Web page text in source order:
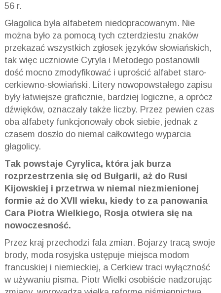
56 r.
Głagolica była alfabetem niedopracowanym. Nie
można było za pomocą tych czterdziestu znaków
przekazać wszystkich zgłosek języków słowiańskich,
tak więc uczniowie Cyryla i Metodego postanowili
dość mocno zmodyfikować i uprościć alfabet staro-
cerkiewno-słowiański. Litery nowopowstałego zapisu
były łatwiejsze graficznie, bardziej logiczne, a oprócz
dźwięków, oznaczały także liczby. Przez pewien czas
oba alfabety funkcjonowały obok siebie, jednak z
czasem doszło do niemal całkowitego wyparcia
głagolicy.
Tak powstaje Cyrylica, która jak burza
rozprzestrzenia się od Bułgarii, aż do Rusi
Kijowskiej i przetrwa w niemal niezmienionej
formie aż do XVII wieku, kiedy to za panowania
Cara Piotra Wielkiego, Rosja otwiera się na
nowoczesność.
Przez kraj przechodzi fala zmian. Bojarzy tracą swoje
brody, moda rosyjska ustępuje miejsca modom
francuskiej i niemieckiej, a Cerkiew traci wyłączność
w używaniu pisma. Piotr Wielki osobiście nadzorując